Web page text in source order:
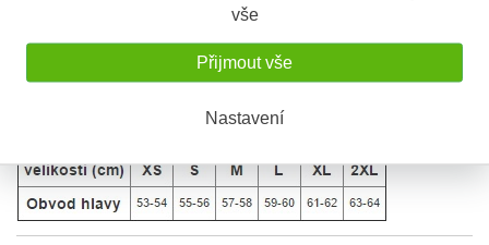
vše
Přijmout vše
Nastavení
Možnost dokoupení náhradních dílů